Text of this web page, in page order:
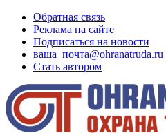
Обратная связь
Реклама на сайте
Подписаться на новости
ваша_почта@ohranatruda.ru
Стать автором